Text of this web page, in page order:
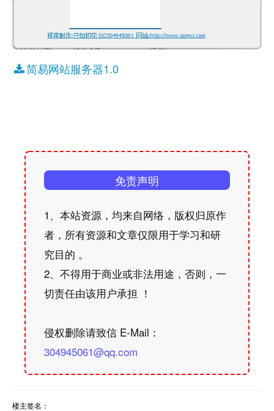
简易网站服务器1.0
免责声明
1、本站资源，均来自网络，版权归原作
者，所有资源和文章仅限用于学习和研
究目的 。
2、不得用于商业或非法用途，否则，一
切责任由该用户承担 ！
侵权删除请致信 E-Mail：
304945061@qq.com
楼主签名：